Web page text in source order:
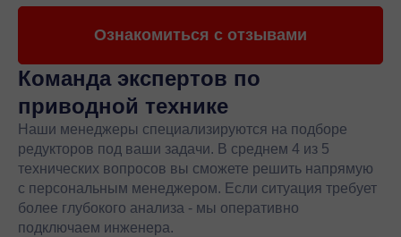
Ознакомиться с отзывами
Команда экспертов по
приводной технике
Наши менеджеры специализируются на подборе
редукторов под ваши задачи. В среднем 4 из 5
технических вопросов вы сможете решить напрямую
с персональным менеджером. Если ситуация требует
более глубокого анализа - мы оперативно
подключаем инженера.